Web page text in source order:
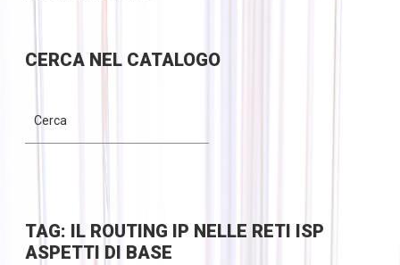
CERCANEL CATALOGO
TAG: IL ROUTING IP NELLE RETI ISP
ASPETTI DI BASE